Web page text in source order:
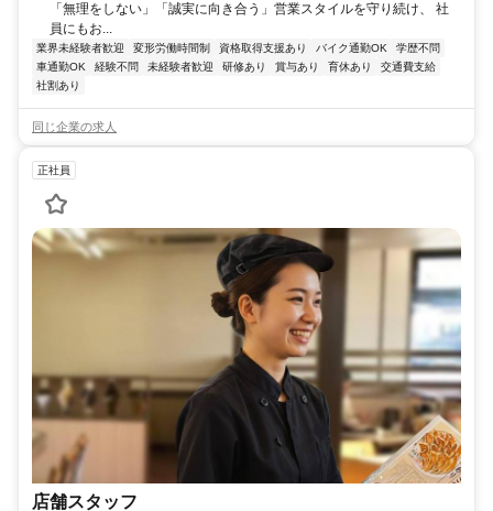
「無理をしない」「誠実に向き合う」営業スタイルを守り続け、 社
員にもお...
業界未経験者歓迎 変形労働時間制 資格取得支援あり バイク通勤OK
学歴不問
車通勤OK
経験不問 未経験者歓迎 研修あり 賞与あり 育休あり
交通費支給
社割あり
同じ企業の求人
正社員
店舗スタッフ